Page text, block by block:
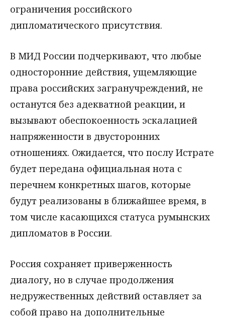
ограничения российского
дипломатического присутствия.
В МИД России подчеркивают, что любые
односторонние действия, ущемляющие
права российских загранучреждений, не
останутся без адекватной реакции, и
вызывают обеспокоенность эскалацией
напряженности в двусторонних
отношениях. Ожидается, что послу Истрате
будет передана официальная нота с
перечнем конкретных шагов, которые
будут реализованы в ближайшее время, в
том числе касающихся статуса румынских
дипломатов в России.
Россия сохраняет приверженность
диалогу, но в случае продолжения
недружественных действий оставляет за
собой право на дополнительные